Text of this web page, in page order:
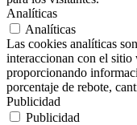
Analíticas
Analíticas
Las cookies analíticas
interaccionan con el sitio
proporcionando
porcentaje de rebote,
Publicidad
Publicidad